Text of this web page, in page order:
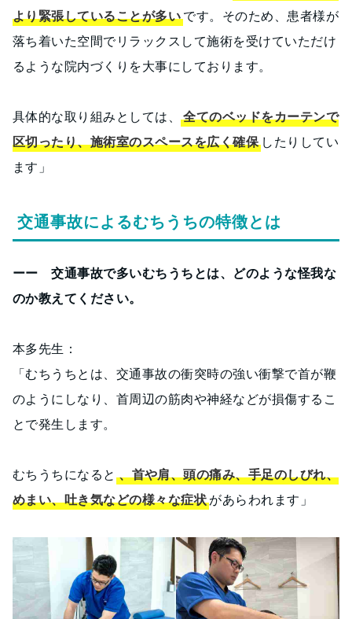
より緊張していることが多いです。そのため、患者様が
落ち着いた空間でリラックスして施術を受けていただけ
るような院内づくりを大事にしております。
具体的な取り組みとしては、全てのベッドをカーテンで
区切ったり、施術室のスペースを広く確保 したりしてい
ます」
交通事故によるむちうちの特徴とは
ーー 交通事故で多いむちうちとは、どのような怪我な
のか教えてください。
本多先生：
「むちうちとは、交通事故の衝突時の強い衝撃で首が鞭
のようにしなり、首周辺の筋肉や神経などが損傷するこ
とで発生します。
むちうちになると 、首や肩、頭の痛み、手足のしびれ、
めまい、吐き気などの様々な症状があらわれます」